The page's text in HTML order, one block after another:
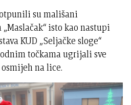
su mališani
isto kao nastupi
KUD „Seljačke sloge“
točkama ugrijali sve
na lice.